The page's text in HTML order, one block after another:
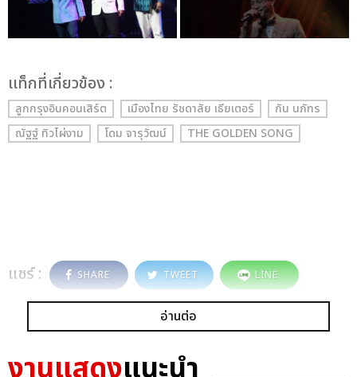
เเท็กที่เกี่ยวข้อง :
ลูกกรุงอินคอนเสิร์ต เมืองไทย รัชดาลัย เธียเตอร์
กัน นภัทร
ณัฐฐ์ ทิวไผ่งาม
โดม จารุวัฒน์ THE GOLDEN SONG
แชร์ : SHARE TWEET LINE
อ่านต่อ